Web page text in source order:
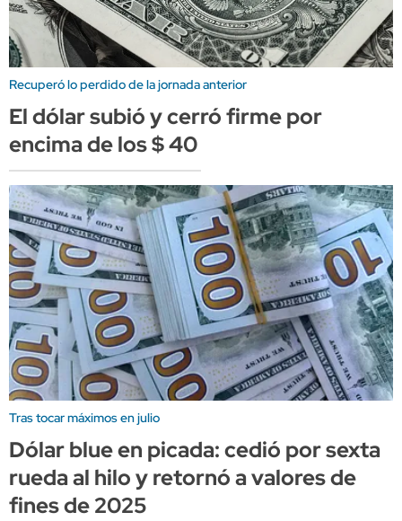
Recuperó lo perdido de la jornada anterior
El dólar subió y cerró firme por
encima de los $ 40
Tras tocar máximos en julio
Dólar blue en picada: cedió por sexta
rueda al hilo y retornó a valores de
fines de 2025